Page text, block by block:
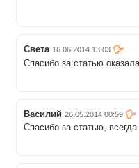
Света 16.06.2014 13:03
Спасибо за статью
Василий 26.05.2014 00:59
Спасибо за статью,